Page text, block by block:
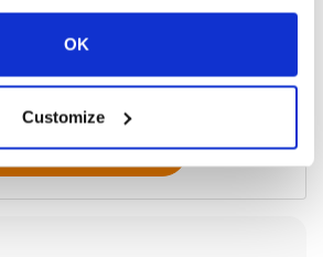
OK
Customize
Asielen
Meer informatie